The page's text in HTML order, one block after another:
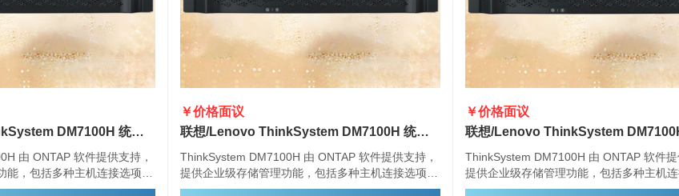
联想/Lenovo ThinkSystem DM7100H 统一混合存储阵列
由 ONTAP 软件提供支持，
，包括多种主机连接选项、
强的数据管理功能。
￥价格面议
联想/Lenovo ThinkSystem DM7100H 统一混合存储阵列
ThinkSystem DM7100H 由 ONTAP 软件提供支持，
提供企业级存储管理功能，包括多种主机连接选项、
灵活的驱动器配置和增强的数据管理功能。
￥价格面议
ThinkSystem DM7100H 由 ONTAP 软件
提供企业级存储管理功能，包括多种主机
灵活的驱动器配置和增强的数据管理功能。